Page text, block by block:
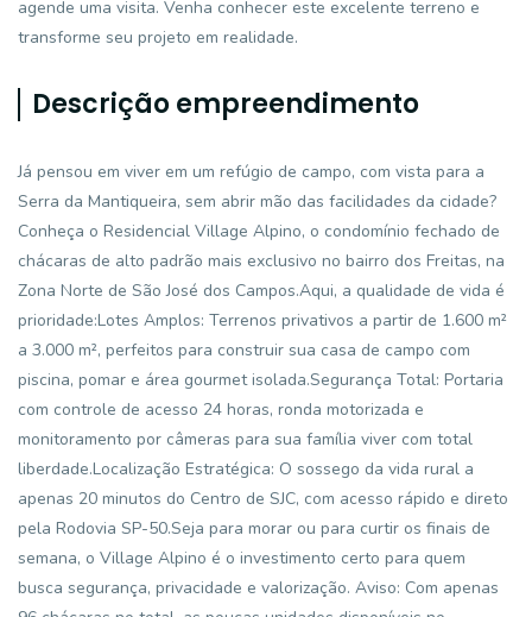
agende uma visita. Venha conhecer este excelente terreno e
transforme seu projeto em realidade.
Descrição empreendimento
Já pensou em viver em um refúgio de campo, com vista para a
Serra da Mantiqueira, sem abrir mão das facilidades da cidade?
Conheça o Residencial Village Alpino, o condomínio fechado de
chácaras de alto padrão mais exclusivo no bairro dos Freitas, na
Zona Norte de São José dos Campos.Aqui, a qualidade de vida é
prioridade:Lotes Amplos: Terrenos privativos a partir de 1.600 m²
a 3.000 m², perfeitos para construir sua casa de campo com
piscina, pomar e área gourmet isolada.Segurança Total: Portaria
com controle de acesso 24 horas, ronda motorizada e
monitoramento por câmeras para sua família viver com total
liberdade.Localização Estratégica: O sossego da vida rural a
apenas 20 minutos do Centro de SJC, com acesso rápido e direto
pela Rodovia SP-50.Seja para morar ou para curtir os finais de
semana, o Village Alpino é o investimento certo para quem
busca segurança, privacidade e valorização. Aviso: Com apenas